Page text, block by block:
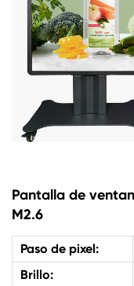
Pantalla de
M2.6
Paso de pixel:
Brillo: